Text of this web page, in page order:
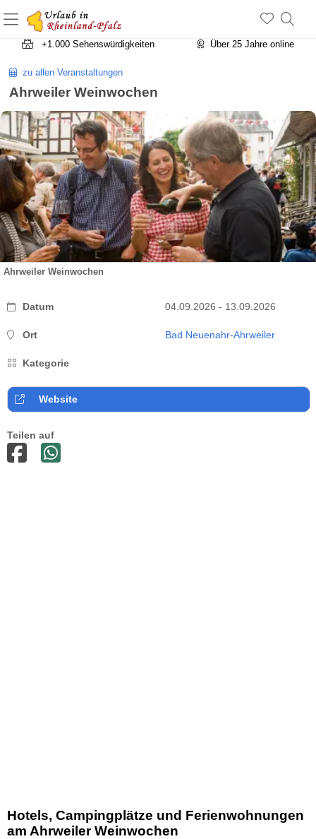
+1.500 Unterkünfte in Rheinland-Pfalz
+1.000 Sehenswürdigkeiten
Über 25 Jahre online
zu allen Veranstaltungen
Ahrweiler Weinwochen
Ahrweiler Weinwochen
Datum 04.09.2026 - 13.09.2026
Ort Bad Neuenahr-Ahrweiler
Kategorie
Website
Teilen auf
Hotels, Campingplätze und Ferienwohnungen
am Ahrweiler Weinwochen